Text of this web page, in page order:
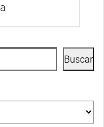
Buscar